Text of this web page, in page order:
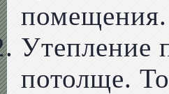
помещения.
Утепление
потолще.